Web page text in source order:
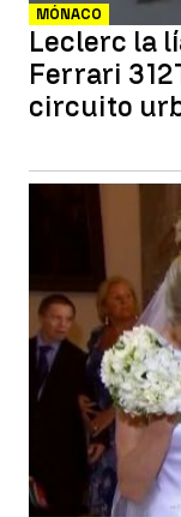
MÓNACO
Leclerc la
Ferrari
circuito